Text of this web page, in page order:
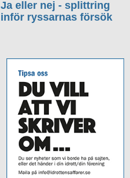
Ja eller nej - splittring
inför ryssarnas försök